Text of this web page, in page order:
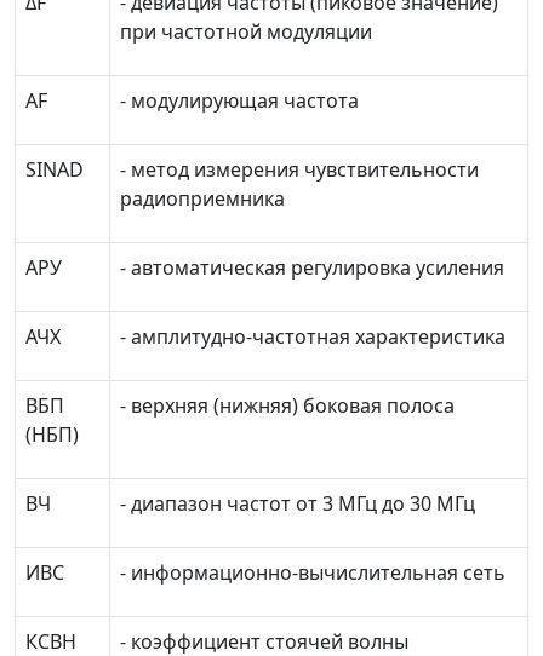
при частотной модуляции
AF - модулирующая частота
SINAD
- метод измерения чувствительности
радиоприемника
АРУ - автоматическая регулировка усиления
АЧХ - амплитудно-частотная характеристика
ВБП
(НБП)
- верхняя (нижняя) боковая полоса
ВЧ - диапазон частот от 3 МГц до 30 МГц
ИВС - информационно-вычислительная сеть
КСВН
- коэффициент стоячей волны